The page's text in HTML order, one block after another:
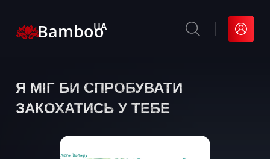
Bamboo
UA
Я МІГ БИ СПРОБУВАТИ
ЗАКОХАТИСЬ У ТЕБЕ